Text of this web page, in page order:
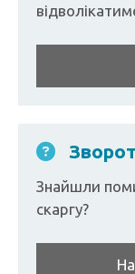
Знайшли
скаргу?